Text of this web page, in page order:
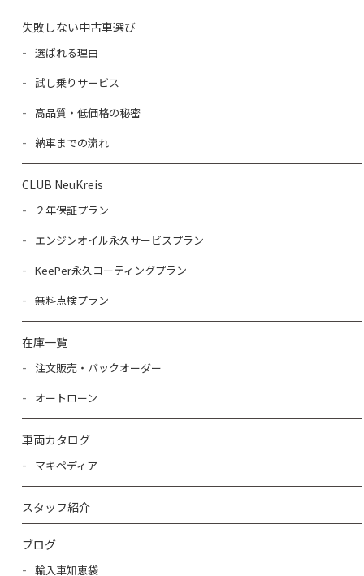
失敗しない中古車選び
選ばれる理由
試し乗りサービス
高品質・低価格の秘密
納車までの流れ
CLUB NeuKreis
２年保証プラン
エンジンオイル永久サービスプラン
KeePer永久コーティングプラン
無料点検プラン
在庫一覧
注文販売・バックオーダー
オートローン
車両カタログ
マキペディア
スタッフ紹介
ブログ
輸入車知恵袋